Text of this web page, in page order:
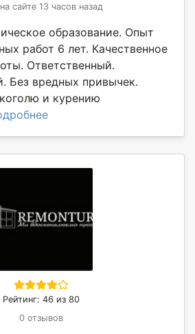
сайте 13 часов назад
образование. Опыт
работ 6 лет. Качественное
Ответственный.
Без вредных привычек.
и курению
Рейтинг: 46 из 80
0 отзывов